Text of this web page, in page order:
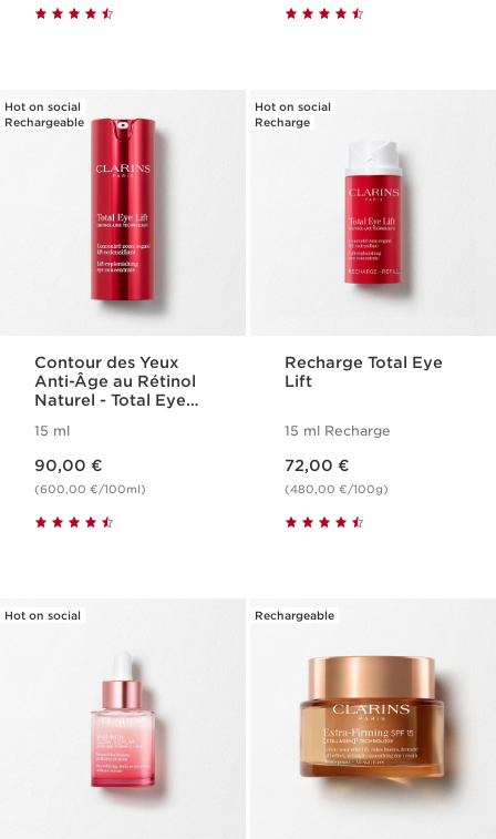
Hot on social
Rechargeable
Contour des Yeux
Anti-Âge au Rétinol
Naturel - Total Eye
15 ml
90,00 €
(600,00 €/100ml)
Hot on social
Recharge
Recharge Total Eye
Lift
15 ml Recharge
72,00 €
(480,00 €/100g)
Hot on social Rechargeable